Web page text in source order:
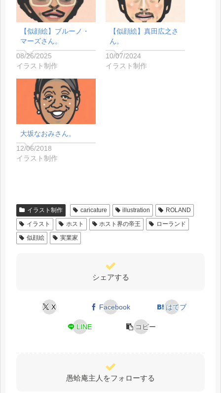
【似顔絵】ブルーノ・
マーズさん。
08/26/2025
イラスト制作
【似顔絵】真田広之さ
ん。
10/07/2024
イラスト制作
大坂なおみさん。
12/06/2018
イラスト制作
イラスト制作 caricature illustration
ROLAND
イラスト
ホスト ホスト界の帝王
ローランド
似顔絵
実業家
シェアする
X Facebook はてブ
LINE コピー
愚蛤庵主人をフォローする